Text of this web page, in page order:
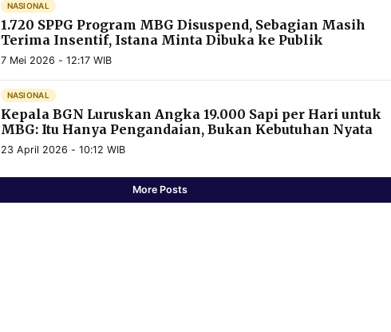
NASIONAL
1.720 SPPG Program MBG Disuspend, Sebagian Masih
Terima Insentif, Istana Minta Dibuka ke Publik
7 Mei 2026 - 12:17 WIB
NASIONAL
Kepala BGN Luruskan Angka 19.000 Sapi per Hari untuk
MBG: Itu Hanya Pengandaian, Bukan Kebutuhan Nyata
23 April 2026 - 10:12 WIB
More Posts